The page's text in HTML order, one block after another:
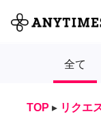
全て
TOP ▸ リクエ